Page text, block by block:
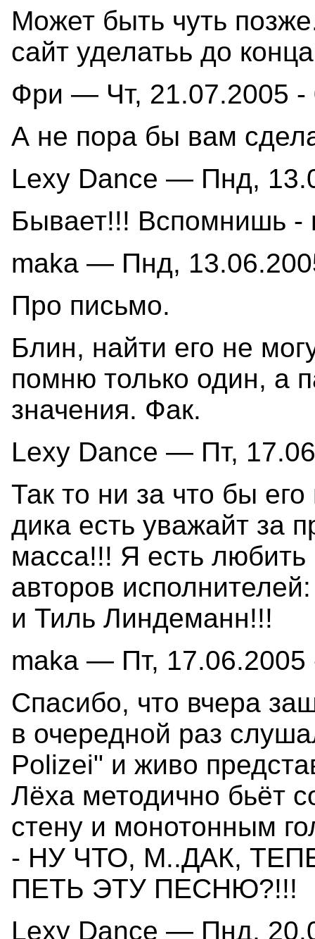
Может быть чуть
сайт уделатьь до
Фри — Чт, 21.07.2005 -
А не пора бы вам
Lexy Dance — Пнд,
Бывает!!! Вспомнишь -
maka — Пнд,
Про письмо.
Блин, найти его не
помню только один, а
значения. Фак.
Lexy Dance — Пт,
Так то ни за что бы
дика есть уважайт за
масса!!! Я есть
авторов
и Тиль Линдеманн!!!
maka — Пт, 17.06.2005
Спасибо, что вчера
в очередной раз
Polizei" и живо
Лёха методично бьёт
стену и монотонным
- НУ ЧТО, М..ДАК,
ПЕТЬ ЭТУ ПЕСНЮ?!!!
Lexy Dance — Пнд,